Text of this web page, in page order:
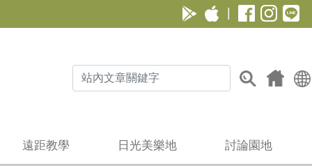
遠距教學 日光美樂地 討論園地